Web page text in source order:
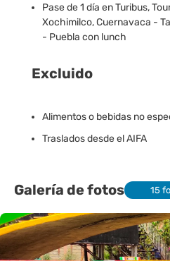
Pase de 1 día en Turibus,
Xochimilco, Cuernavaca -
- Puebla con lunch
Excluido
Alimentos o bebidas no
Traslados desde el AIFA
Galería de fotos 15